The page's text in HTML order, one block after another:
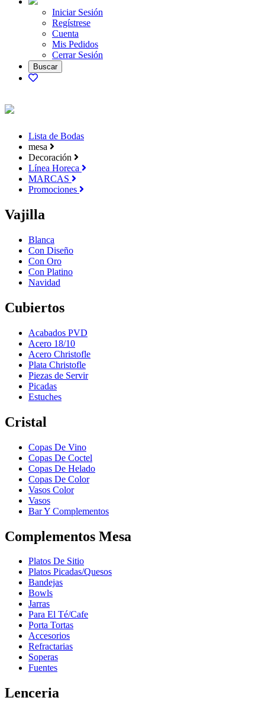
Iniciar Sesión
Regístrese
Cuenta
Mis Pedidos
Cerrar Sesión
Lista de Bodas
mesa
Decoración
Línea Horeca
MARCAS
Promociones
Vajilla
Blanca
Con Diseño
Con Oro
Con Platino
Navidad
Cubiertos
Acabados PVD
Acero 18/10
Acero Christofle
Plata Christofle
Piezas de Servir
Picadas
Estuches
Cristal
Copas De Vino
Copas De Coctel
Copas De Helado
Copas De Color
Vasos Color
Vasos
Bar Y Complementos
Complementos Mesa
Platos De Sitio
Platos Picadas/Quesos
Bandejas
Bowls
Jarras
Para El Té/Cafe
Porta Tortas
Accesorios
Refractarias
Soperas
Fuentes
Lenceria